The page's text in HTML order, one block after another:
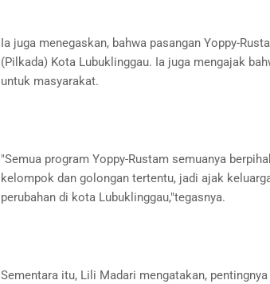
Ia juga menegaskan, bahwa pasangan Yoppy-
(Pilkada) Kota Lubuklinggau. Ia juga mengajak
untuk masyarakat.
"Semua program Yoppy-Rustam semuanya
kelompok dan golongan tertentu, jadi ajak
perubahan di kota Lubuklinggau,"tegasnya.
Sementara itu, Lili Madari mengatakan,